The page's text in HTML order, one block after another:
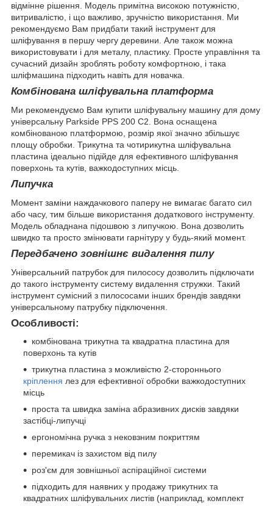
відмінне рішення. Модель примітна високою потужністю,
витривалістю, і що важливо, зручністю використання. Ми
рекомендуємо Вам придбати такий інструмент для
шліфування в першу чергу деревини. Але також можна
використовувати і для металу, пластику. Просте управління та
сучасний дизайн зроблять роботу комфортною, і така
шліфмашина підходить навіть для новачка.
Комбінована шліфувальна платформа
Ми рекомендуємо Вам купити шліфувальну машину для дому
універсальну Parkside PPS 200 C2. Вона оснащена
комбінованою платформою, розмір якої значно збільшує
площу обробки. Трикутна та чотирикутна шліфувальна
пластина ідеально підійде для ефективного шліфування
поверхонь та кутів, важкодоступних місць.
Липучка
Момент заміни наждачкового паперу не вимагає багато сил
або часу, тим більше використання додаткового інструменту.
Модель обладнана підошвою з липучкою. Вона дозволить
швидко та просто змінювати гарнітуру у будь-який момент.
Передбачено зовнішнє видалення пилу
Універсальний патрубок для пилососу дозволить підключати
до такого інструменту систему видалення стружки. Такий
інструмент сумісний з пилососами інших брендів завдяки
універсальному патрубку підключення.
Особливості:
комбінована трикутна та квадратна пластина для
поверхонь та кутів
трикутна пластина з можливістю 2-стороннього
кріплення лез для ефективної обробки важкодоступних
місць
проста та швидка заміна абразивних дисків завдяки
застібці-липучці
ергономічна ручка з нековзним покриттям
перемикач із захистом від пилу
роз'єм для зовнішньої аспіраційної системи
підходить для наявних у продажу трикутних та
квадратних шліфувальних листів (наприклад, комплект